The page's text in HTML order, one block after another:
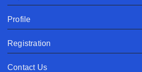
Profile
Registration
Contact Us